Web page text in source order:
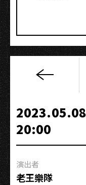
深
音
樂
讀
譜
20:00
演出者
老王樂隊